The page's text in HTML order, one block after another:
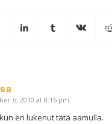
6, 2010 at 8:16 pm
en lukenut tätä aamulla.